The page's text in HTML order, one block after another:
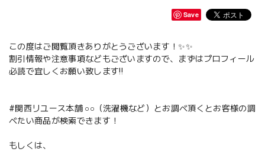
Save
この度はご閲覧頂きありがとうございます！✨✨
割引情報や注意事項などもございますので、まずはプロフィール
必読で宜しくお願い致します‼️
#関西リユース本舗 ○○（洗濯機など）とお調べ頂くとお客様の調
べたい商品が検索できます！
もしくは、